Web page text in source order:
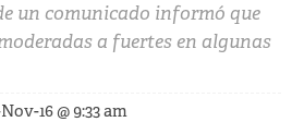
un comunicado informó que
a fuertes en algunas
16 @ 9:33 am